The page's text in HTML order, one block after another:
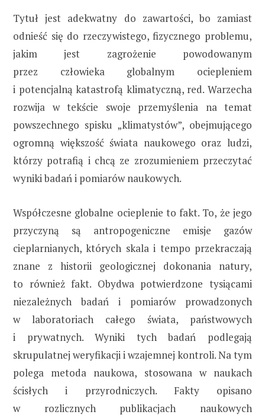
Tytuł jest adekwatny do zawartości, bo zamiast
odnieść się do rzeczywistego, fizycznego problemu,
jakim jest zagrożenie powodowanym
przez człowieka globalnym ociepleniem
i potencjalną katastrofą klimatyczną, red. Warzecha
rozwija w tekście swoje przemyślenia na temat
powszechnego spisku „klimatystów”, obejmującego
ogromną większość świata naukowego oraz ludzi,
którzy potrafią i chcą ze zrozumieniem przeczytać
wyniki badań i pomiarów naukowych.
Współczesne globalne ocieplenie to fakt. To, że jego
przyczyną są antropogeniczne emisje gazów
cieplarnianych, których skala i tempo przekraczają
znane z historii geologicznej dokonania natury,
to również fakt. Obydwa potwierdzone tysiącami
niezależnych badań i pomiarów prowadzonych
w laboratoriach całego świata, państwowych
i prywatnych. Wyniki tych badań podlegają
skrupulatnej weryfikacji i wzajemnej kontroli. Na tym
polega metoda naukowa, stosowana w naukach
ścisłych i przyrodniczych. Fakty opisano
w rozlicznych publikacjach naukowych